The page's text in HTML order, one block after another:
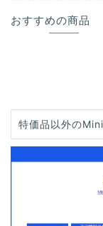
おすすめの商品
特価品以外の